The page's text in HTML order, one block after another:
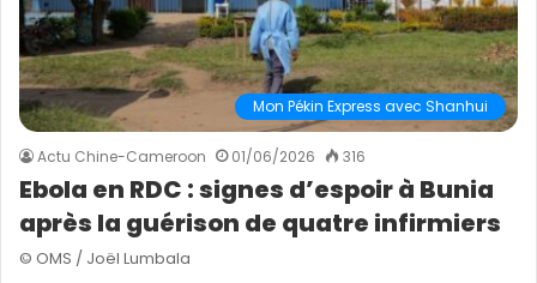
Mon Pékin Express avec Shanhui
Actu Chine-Cameroon 01/06/2026 316
Ebola en RDC : signes d’espoir à Bunia
après la guérison de quatre infirmiers
© OMS / Joël Lumbala